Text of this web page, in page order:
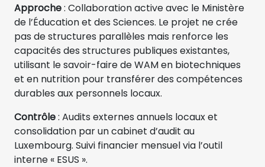
Approche: Collaboration active avec le Ministère
de l’Éducation et des Sciences. Le projet ne crée
pas de structures parallèles mais renforce les
capacités des structures publiques existantes,
utilisant le savoir-faire de WAM en biotechniques
et en nutrition pour transférer des compétences
durables aux personnels locaux.
Contrôle: Audits externes annuels locaux et
consolidation par un cabinet d’audit au
Luxembourg. Suivi financier mensuel via l’outil
interne « ESUS ».